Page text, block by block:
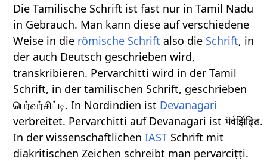
Die Tamilische Schrift ist fast nur in Tamil Nadu
in Gebrauch. Man kann diese auf verschiedene
Weise in die römische Schrift also die Schrift, in
der auch Deutsch geschrieben wird,
transkribieren. Pervarchitti wird in der Tamil
Schrift, in der tamilischen Schrift, geschrieben
பெர்வர்சிட்டி. In Nordindien ist Devanagari
verbreitet. Pervarchitti auf Devanagari ist भॆर्वर्झिढ्ढि.
In der wissenschaftlichenIAST Schrift mit
diakritischen Zeichen schreibt man pervarciṭṭi.